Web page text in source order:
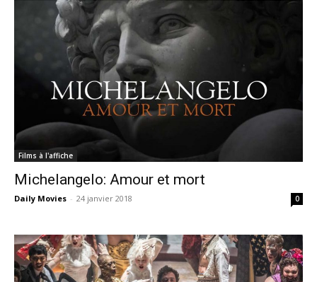
Films à l'affiche
Michelangelo: Amour et mort
Daily Movies - 24 janvier 2018 0